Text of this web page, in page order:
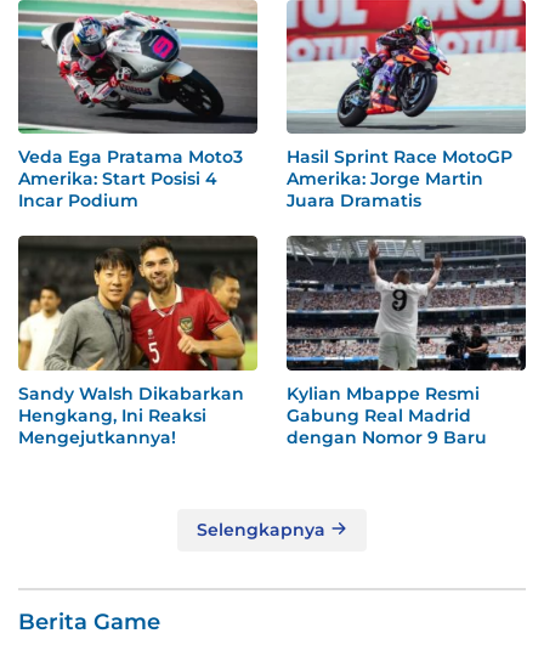
Veda Ega Pratama Moto3
Amerika: Start Posisi 4
Incar Podium
Hasil Sprint Race MotoGP
Amerika: Jorge Martin
Juara Dramatis
Sandy Walsh Dikabarkan
Hengkang, Ini Reaksi
Mengejutkannya!
Kylian Mbappe Resmi
Gabung Real Madrid
dengan Nomor 9 Baru
Selengkapnya
Berita Game